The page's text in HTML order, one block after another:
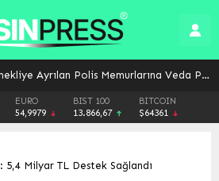
Hatay’da Emekliye Ayrılan Polis Memurlarına Veda Plaketleri
EURO
54,9979
BIST 100
13.866,67
BITCOIN
$64361
5,4 Milyar TL Destek Sağlandı